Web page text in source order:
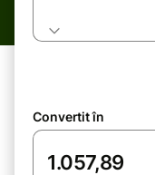
Convertit în